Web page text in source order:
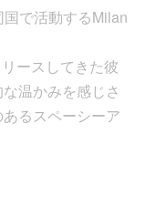
で活動するMilan
ースしてきた彼
温かみを感じさ
るスペーシーア